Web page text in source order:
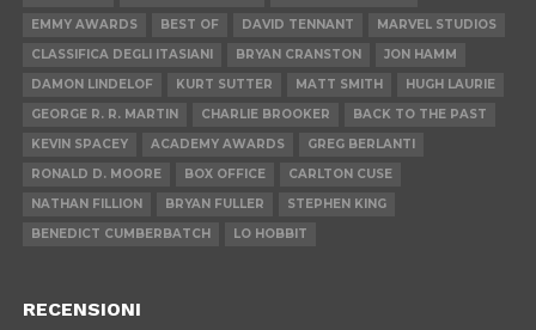
EMMY AWARDS
BEST OF DAVID TENNANT
MARVEL STUDIOS
CLASSIFICA DEGLI ITASIANI
BRYAN CRANSTON
JON HAMM
DAMON LINDELOF
KURT SUTTER MATT SMITH
HUGH LAURIE
GEORGE R. R. MARTIN
CHARLIE BROOKER
BACK TO THE PAST
KEVIN SPACEY
ACADEMY AWARDS
GREG BERLANTI
RONALD D. MOORE
BOX OFFICE
CARLTON CUSE
NATHAN FILLION
BRYAN FULLER
STEPHEN KING
BENEDICT CUMBERBATCH
LO HOBBIT
RECENSIONI